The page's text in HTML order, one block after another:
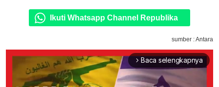
Ikuti Whatsapp Channel Republika
sumber : Antara
arrow_forward_ios Baca selengkapnya